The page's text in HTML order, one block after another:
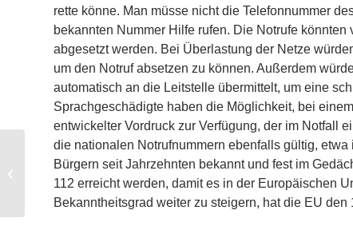
rette könne. Man müsse nicht die Telefonnummer
bekannten Nummer Hilfe rufen. Die Notrufe
abgesetzt werden. Bei Überlastung der Netze
um den Notruf absetzen zu können. Außerdem
automatisch an die Leitstelle übermittelt, um eine
Sprachgeschädigte haben die Möglichkeit, bei
entwickelter Vordruck zur Verfügung, der im Notfall
die nationalen Notrufnummern ebenfalls gültig,
Bürgern seit Jahrzehnten bekannt und fest im
112 erreicht werden, damit es in der Europäischen
Bekanntheitsgrad weiter zu steigern, hat die EU
ELW 2 vs. Schloss
Johannisburg